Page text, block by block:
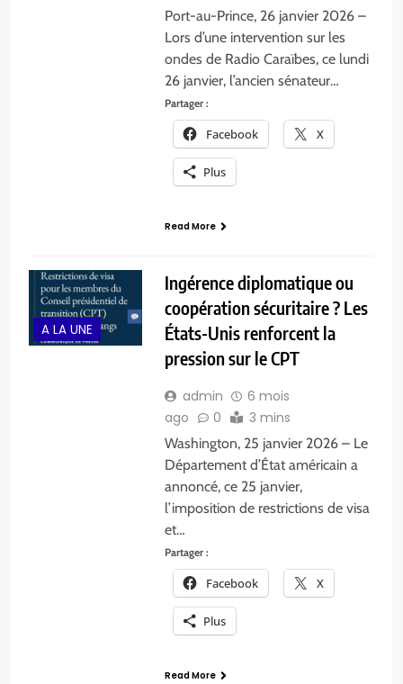
Port-au-Prince, 26 janvier 2026 –
Lors d’une intervention sur les
ondes de Radio Caraïbes, ce lundi
26 janvier, l’ancien sénateur…
Partager :
Facebook X
Plus
Read More
A LA UNE
Ingérence diplomatique ou
coopération sécuritaire ? Les
États-Unis renforcent la
pression sur le CPT
admin
6 mois
ago
0 3 mins
Washington, 25 janvier 2026 – Le
Département d’État américain a
annoncé, ce 25 janvier,
l’imposition de restrictions de visa
et…
Partager :
Facebook X
Plus
Read More